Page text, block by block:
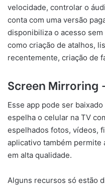
velocidade, controlar o
conta com uma versão
disponibiliza o acesso
como criação de atalhos,
recentemente, criação de
Screen Mirroring
Esse app pode ser
espelha o celular na TV
espelhados fotos, vídeos,
aplicativo também permite
em alta qualidade.
Alguns recursos só estão